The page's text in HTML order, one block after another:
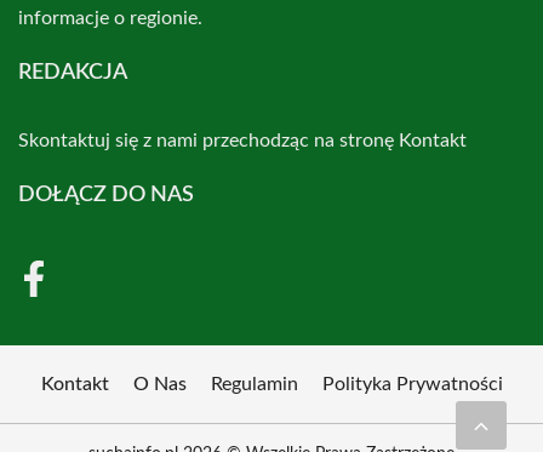
informacje o regionie.
REDAKCJA
Skontaktuj się z nami przechodząc na stronę Kontakt
DOŁĄCZ DO NAS
Kontakt O Nas Regulamin Polityka Prywatności